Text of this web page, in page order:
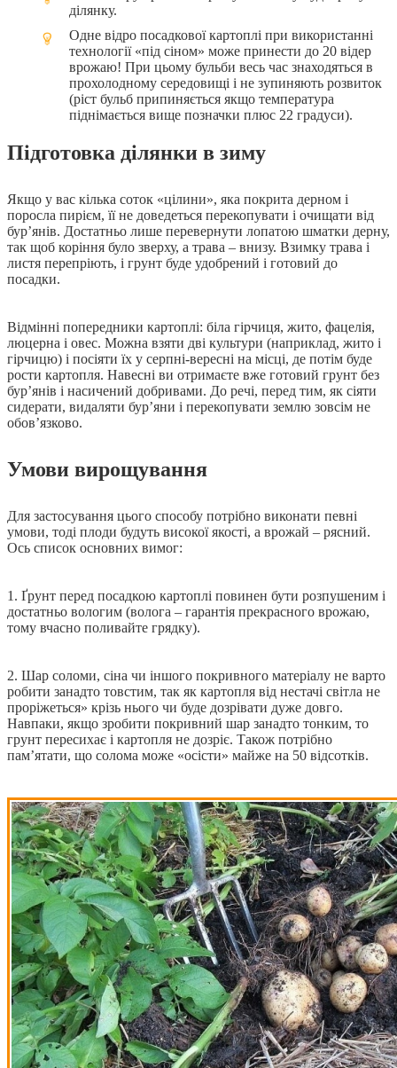
ділянку.
Одне відро посадкової картоплі при використанні
технології «під сіном» може принести до 20 відер
врожаю! При цьому бульби весь час знаходяться в
прохолодному середовищі і не зупиняють розвиток
(ріст бульб припиняється якщо температура
піднімається вище позначки плюс 22 градуси).
Підготовка ділянки в зиму
Якщо у вас кілька соток «цілини», яка покрита дерном і
поросла пирієм, її не доведеться перекопувати і очищати від
бур’янів. Достатньо лише перевернути лопатою шматки дерну,
так щоб коріння було зверху, а трава ‒ внизу. Взимку трава і
листя перепріють, і грунт буде удобрений і готовий до
посадки.
Відмінні попередники картоплі: біла гірчиця, жито, фацелія,
люцерна і овес. Можна взяти дві культури (наприклад, жито і
гірчицю) і посіяти їх у серпні-вересні на місці, де потім буде
рости картопля. Навесні ви отримаєте вже готовий грунт без
бур’янів і насичений добривами. До речі, перед тим, як сіяти
сидерати, видаляти бур’яни і перекопувати землю зовсім не
обов’язково.
Умови вирощування
Для застосування цього способу потрібно виконати певні
умови, тоді плоди будуть високої якості, а врожай ‒ рясний.
Ось список основних вимог:
1. Ґрунт перед посадкою картоплі повинен бути розпушеним і
достатньо вологим (волога ‒ гарантія прекрасного врожаю,
тому вчасно поливайте грядку).
2. Шар соломи, сіна чи іншого покривного матеріалу не варто
робити занадто товстим, так як картопля від нестачі світла не
проріжеться» крізь нього чи буде дозрівати дуже довго.
Навпаки, якщо зробити покривний шар занадто тонким, то
грунт пересихає і картопля не дозріє. Також потрібно
пам’ятати, що солома може «осісти» майже на 50 відсотків.